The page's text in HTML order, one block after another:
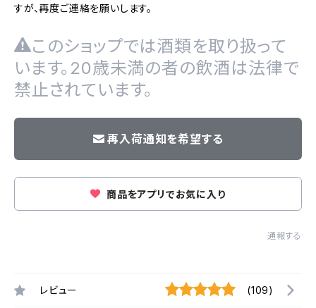
すが、再度ご連絡を願いします。
このショップでは酒類を取り扱って
います。20歳未満の者の飲酒は法律で
禁止されています。
再入荷通知を希望する
商品をアプリでお気に入り
通報する
レビュー (109)